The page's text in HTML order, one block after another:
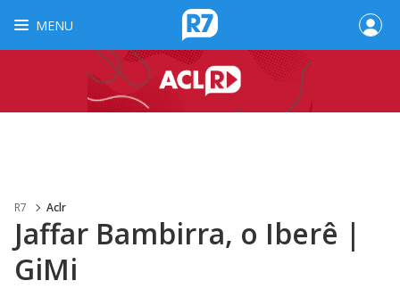
MENU
R7 Aclr
Jaffar Bambirra, o Iberê |
GiMi